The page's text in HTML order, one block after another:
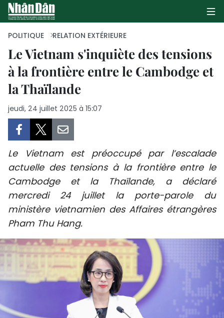
PAGE D'ACCUEIL
CULTURE
TOURISME
ENVIRONNEMENT
SPORT
FRANCOPHONIE
PAYS NATAL
INTERNATIONAL
POLITIQUE RELATION EXTÉRIEURE
Le Vietnam s'inquiète des tensions
à la frontière entre le Cambodge et
la Thaïlande
jeudi, 24 juillet 2025 à 15:07
Le Vietnam est préoccupé par l’escalade
actuelle des tensions à la frontière entre le
Cambodge et la Thaïlande, a déclaré
mercredi 24 juillet la porte-parole du
ministère vietnamien des Affaires étrangères
Pham Thu Hang.